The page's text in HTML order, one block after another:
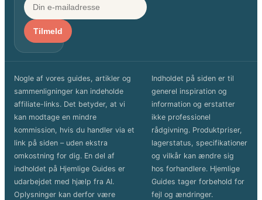
Tilmeld
Nogle af vores guides, artikler og
sammenligninger kan indeholde
affiliate-links. Det betyder, at vi
kan modtage en mindre
kommission, hvis du handler via et
link på siden – uden ekstra
omkostning for dig. En del af
indholdet på Hjemlige Guides er
udarbejdet med hjælp fra AI.
Oplysninger kan derfor være
Indholdet på siden er til
generel inspiration og
information og erstatter
ikke professionel
rådgivning. Produktpriser,
lagerstatus, specifikationer
og vilkår kan ændre sig
hos forhandlere. Hjemlige
Guides tager forbehold for
fejl og ændringer.